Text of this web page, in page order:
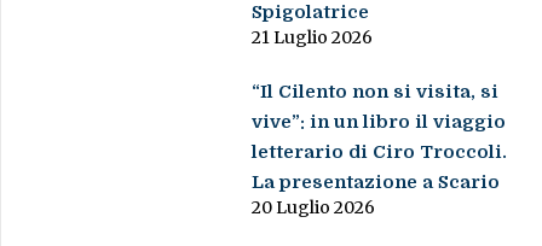
Spigolatrice
21 Luglio 2026
“Il Cilento non si visita, si
vive”: in un libro il viaggio
letterario di Ciro Troccoli.
La presentazione a Scario
20 Luglio 2026